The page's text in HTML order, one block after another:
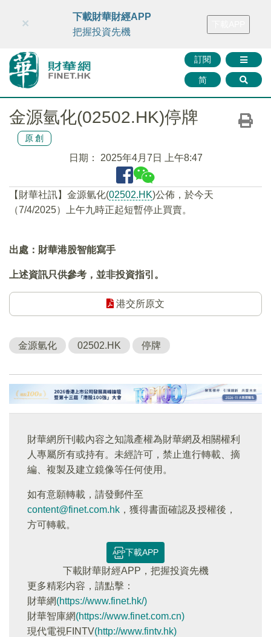
財華智庫網 FINTV FINMETA 財華證券 媒體矩陣
訂閱
简
×
下載財華財經APP
把握投資先機
金源氫化(02502.HK)停牌
原創
日期： 2025年4月7日 上午8:47
【財華社訊】金源氫化(02502.HK)公佈，於今天
（7/4/2025）上午九時正起短暫停止買賣。
出處：財華港股智能寫手
上述資訊只供參考，並非投資指引。
港交所原文
金源氫化 02502.HK 停牌
財華網所刊載內容之知識產權為財華網及相關權利
人專屬所有或持有。未經許可，禁止進行轉載、摘
編、複製及建立鏡像等任何使用。
如有意願轉載，請發郵件至
content@finet.com.hk ，獲得書面確認及授權後，
方可轉載。
下載APP
下載財華財經APP，把握投資先機
更多精彩内容，請點擊：
財華網(https://www.finet.hk/)
財華智庫網(https://www.finet.com.cn)
現代電視FINTV(http://www.fintv.hk)